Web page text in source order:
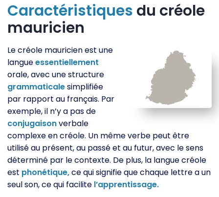
Caractéristiques du créole
mauricien
Le créole mauricien est une
langueessentiellement
orale, avec une structure
grammaticalesimplifiée
par rapport au français. Par
exemple, il n’y a pas de
conjugaisonverbale
complexe en créole. Un même verbe peut être
utilisé au présent, au passé et au futur, avec le sens
déterminé par le contexte. De plus, la langue créole
est phonétique,ce qui signifie que chaque lettre a un
seul son, ce qui facilite l’apprentissage.